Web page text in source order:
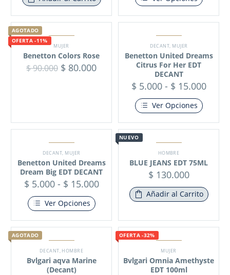
AGOTADO
OFERTA -11%
MUJER
Benetton Colors Rose
$90.000 $ 80.000
DECANT, MUJER
Benetton United Dreams
Citrus For Her EDT
DECANT
$ 5.000 - $ 15.000
Ver Opciones
DECANT, MUJER
Benetton United Dreams
Dream Big EDT DECANT
$ 5.000 - $ 15.000
Ver Opciones
NUEVO
HOMBRE
BLUE JEANS EDT 75ML
$ 130.000
Añadir al Carrito
AGOTADO
DECANT, HOMBRE
Bvlgari aqva Marine
(Decant)
OFERTA -32%
MUJER
Bvlgari Omnia Amethyste
EDT 100ml